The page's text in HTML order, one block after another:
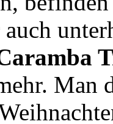
Man